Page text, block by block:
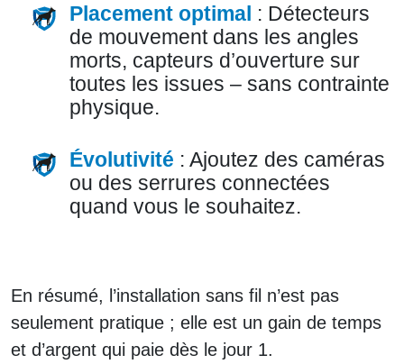
Placement optimal : Détecteurs
de mouvement dans les angles
morts, capteurs d’ouverture sur
toutes les issues – sans contrainte
physique.
Évolutivité : Ajoutez des caméras
ou des serrures connectées
quand vous le souhaitez.
En résumé, l’installation sans fil n’est pas
seulement pratique ; elle est un gain de temps
et d’argent qui paie dès le jour 1.